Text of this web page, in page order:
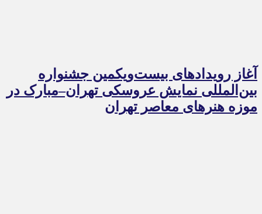
آغاز رویدادهای بیست‌ویکمین جشنواره
بین‌المللی نمایش عروسکی تهران–مبارک در
موزه هنرهای معاصر تهران